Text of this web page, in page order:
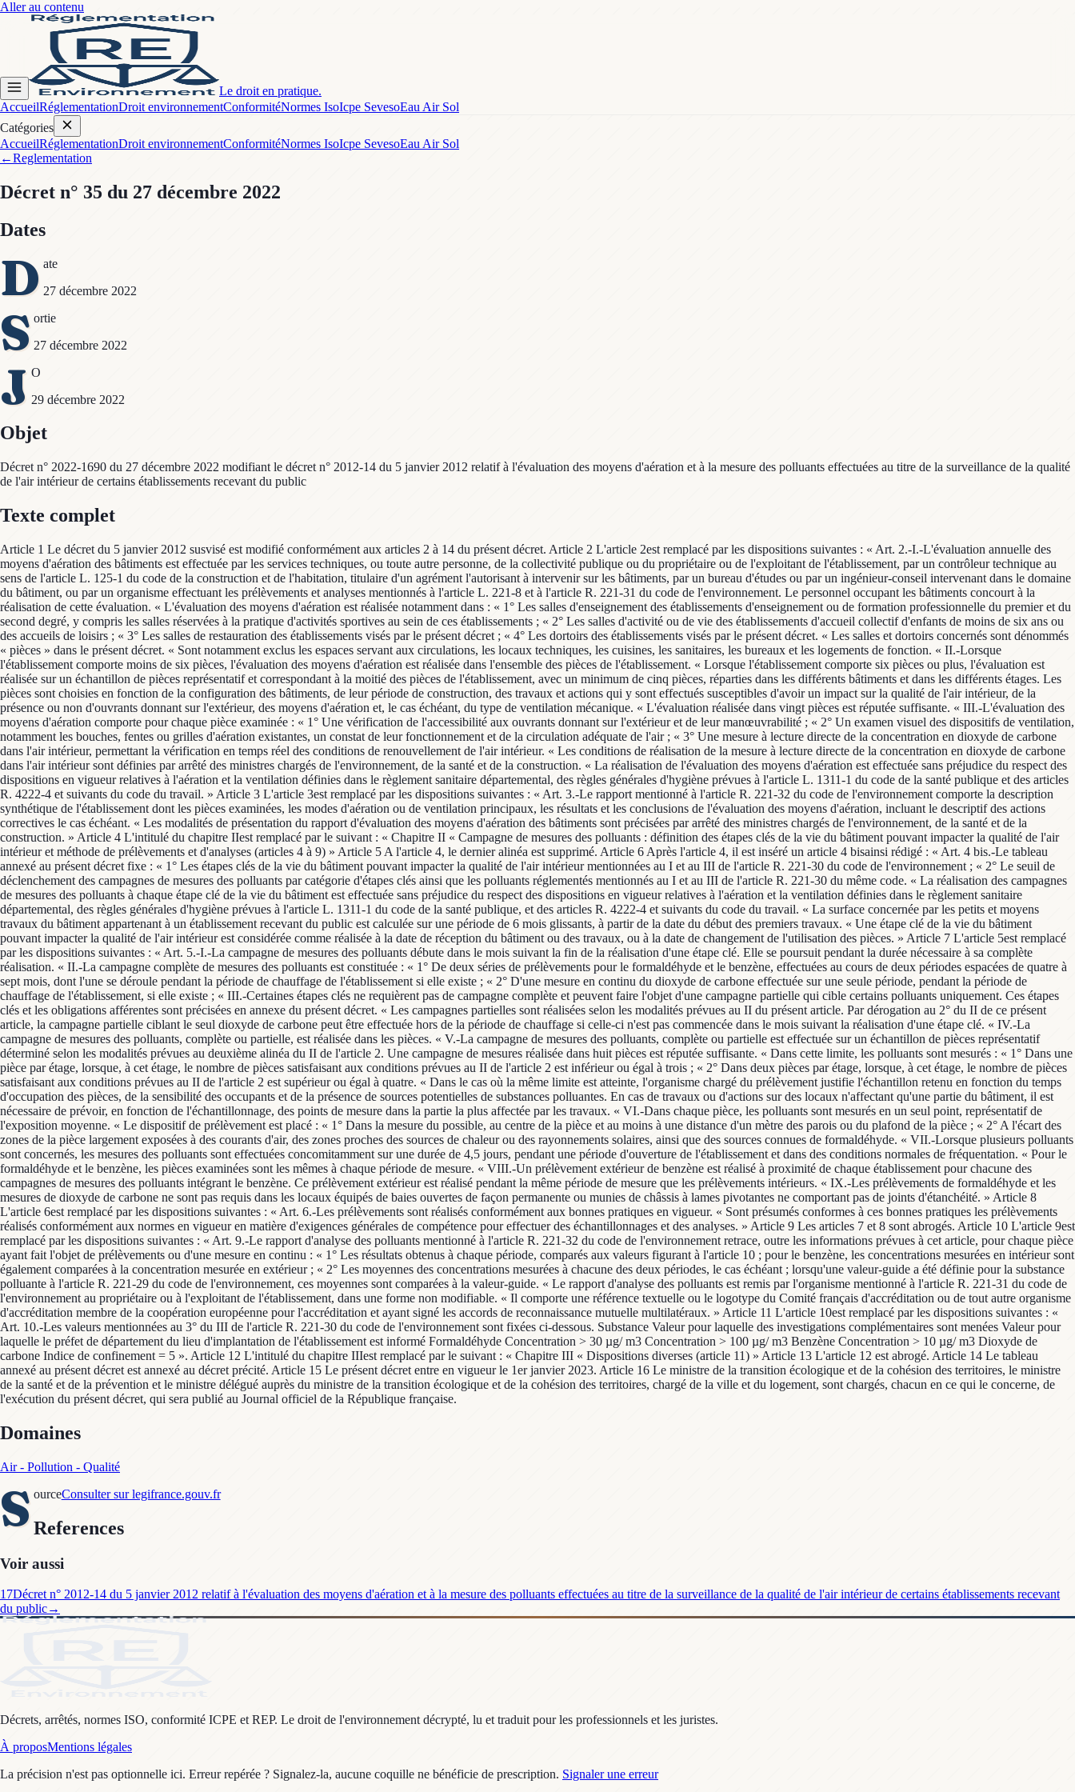
Aller au contenu
Le droit en pratique.
AccueilRéglementationDroit environnementConformitéNormes IsoIcpe SevesoEau Air Sol
Catégories
AccueilRéglementationDroit environnementConformitéNormes IsoIcpe SevesoEau Air Sol
←Reglementation
Décret n° 35 du 27 décembre 2022
Dates
D ate
27 décembre 2022
S ortie
27 décembre 2022
J O
29 décembre 2022
Objet
Décret n° 2022-1690 du 27 décembre 2022 modifiant le décret n° 2012-14 du 5 janvier 2012 relatif à l'évaluation des moyens d'aération et à la mesure des polluants effectuées au titre de la surveillance de la qualité
de l'air intérieur de certains établissements recevant du public
Texte complet
Article 1 Le décret du 5 janvier 2012 susvisé est modifié conformément aux articles 2 à 14 du présent décret. Article 2 L'article 2est remplacé par les dispositions suivantes : « Art. 2.-I.-L'évaluation annuelle des moyens d'aération des bâtiments est effectuée par les services techniques, ou toute autre personne, de la collectivité publique ou du propriétaire ou de l'exploitant de l'établissement, par un contrôleur technique au sens de l'article L. 125-1 du code de la construction et de l'habitation, titulaire d'un agrément l'autorisant à intervenir sur les bâtiments, par un bureau d'études ou par un ingénieur-conseil intervenant dans le domaine du bâtiment, ou par un organisme effectuant les prélèvements et analyses mentionnés à l'article L. 221-8 et à l'article R. 221-31 du code de l'environnement. Le personnel occupant les bâtiments concourt à la réalisation de cette évaluation. « L'évaluation des moyens d'aération est réalisée notamment dans : « 1° Les salles d'enseignement des établissements d'enseignement ou de formation professionnelle du premier et du second degré, y compris les salles réservées à la pratique d'activités sportives au sein de ces établissements ; « 2° Les salles d'activité ou de vie des établissements d'accueil collectif d'enfants de moins de six ans ou des accueils de loisirs ; « 3° Les salles de restauration des établissements visés par le présent décret ; « 4° Les dortoirs des établissements visés par le présent décret. « Les salles et dortoirs concernés sont dénommés « pièces » dans le présent décret. « Sont notamment exclus les espaces servant aux circulations, les locaux techniques, les cuisines, les sanitaires, les bureaux et les logements de fonction. « II.-Lorsque l'établissement comporte moins de six pièces, l'évaluation des moyens d'aération est réalisée dans l'ensemble des pièces de l'établissement. « Lorsque l'établissement comporte six pièces ou plus, l'évaluation est réalisée sur un échantillon de pièces représentatif et correspondant à la moitié des pièces de l'établissement, avec un minimum de cinq pièces, réparties dans les différents bâtiments et dans les différents étages. Les pièces sont choisies en fonction de la configuration des bâtiments, de leur période de construction, des travaux et actions qui y sont effectués susceptibles d'avoir un impact sur la qualité de l'air intérieur, de la présence ou non d'ouvrants donnant sur l'extérieur, des moyens d'aération et, le cas échéant, du type de ventilation mécanique. « L'évaluation réalisée dans vingt pièces est réputée suffisante. « III.-L'évaluation des moyens d'aération comporte pour chaque pièce examinée : « 1° Une vérification de l'accessibilité aux ouvrants donnant sur l'extérieur et de leur manœuvrabilité ; « 2° Un examen visuel des dispositifs de ventilation, notamment les bouches, fentes ou grilles d'aération existantes, un constat de leur fonctionnement et de la circulation adéquate de l'air ; « 3° Une mesure à lecture directe de la concentration en dioxyde de carbone dans l'air intérieur, permettant la vérification en temps réel des conditions de renouvellement de l'air intérieur. « Les conditions de réalisation de la mesure à lecture directe de la concentration en dioxyde de carbone dans l'air intérieur sont définies par arrêté des ministres chargés de l'environnement, de la santé et de la construction. « La réalisation de l'évaluation des moyens d'aération est effectuée sans préjudice du respect des dispositions en vigueur relatives à l'aération et la ventilation définies dans le règlement sanitaire départemental, des règles générales d'hygiène prévues à l'article L. 1311-1 du code de la santé publique et des articles R. 4222-4 et suivants du code du travail. » Article 3 L'article 3est remplacé par les dispositions suivantes : « Art. 3.-Le rapport mentionné à l'article R. 221-32 du code de l'environnement comporte la description synthétique de l'établissement dont les pièces examinées, les modes d'aération ou de ventilation principaux, les résultats et les conclusions de l'évaluation des moyens d'aération, incluant le descriptif des actions correctives le cas échéant. « Les modalités de présentation du rapport d'évaluation des moyens d'aération des bâtiments sont précisées par arrêté des ministres chargés de l'environnement, de la santé et de la construction. » Article 4 L'intitulé du chapitre IIest remplacé par le suivant : « Chapitre II « Campagne de mesures des polluants : définition des étapes clés de la vie du bâtiment pouvant impacter la qualité de l'air intérieur et méthode de prélèvements et d'analyses (articles 4 à 9) » Article 5 A l'article 4, le dernier alinéa est supprimé. Article 6 Après l'article 4, il est inséré un article 4 bisainsi rédigé : « Art. 4 bis.-Le tableau annexé au présent décret fixe : « 1° Les étapes clés de la vie du bâtiment pouvant impacter la qualité de l'air intérieur mentionnées au I et au III de l'article R. 221-30 du code de l'environnement ; « 2° Le seuil de déclenchement des campagnes de mesures des polluants par catégorie d'étapes clés ainsi que les polluants réglementés mentionnés au I et au III de l'article R. 221-30 du même code. « La réalisation des campagnes de mesures des polluants à chaque étape clé de la vie du bâtiment est effectuée sans préjudice du respect des dispositions en vigueur relatives à l'aération et la ventilation définies dans le règlement sanitaire départemental, des règles générales d'hygiène prévues à l'article L. 1311-1 du code de la santé publique, et des articles R. 4222-4 et suivants du code du travail. « La surface concernée par les petits et moyens travaux du bâtiment appartenant à un établissement recevant du public est calculée sur une période de 6 mois glissants, à partir de la date du début des premiers travaux. « Une étape clé de la vie du bâtiment pouvant impacter la qualité de l'air intérieur est considérée comme réalisée à la date de réception du bâtiment ou des travaux, ou à la date de changement de l'utilisation des pièces. » Article 7 L'article 5est remplacé par les dispositions suivantes : « Art. 5.-I.-La campagne de mesures des polluants débute dans le mois suivant la fin de la réalisation d'une étape clé. Elle se poursuit pendant la durée nécessaire à sa complète réalisation. « II.-La campagne complète de mesures des polluants est constituée : « 1° De deux séries de prélèvements pour le formaldéhyde et le benzène, effectuées au cours de deux périodes espacées de quatre à sept mois, dont l'une se déroule pendant la période de chauffage de l'établissement si elle existe ; « 2° D'une mesure en continu du dioxyde de carbone effectuée sur une seule période, pendant la période de chauffage de l'établissement, si elle existe ; « III.-Certaines étapes clés ne requièrent pas de campagne complète et peuvent faire l'objet d'une campagne partielle qui cible certains polluants uniquement. Ces étapes clés et les obligations afférentes sont précisées en annexe du présent décret. « Les campagnes partielles sont réalisées selon les modalités prévues au II du présent article. Par dérogation au 2° du II de ce présent article, la campagne partielle ciblant le seul dioxyde de carbone peut être effectuée hors de la période de chauffage si celle-ci n'est pas commencée dans le mois suivant la réalisation d'une étape clé. « IV.-La campagne de mesures des polluants, complète ou partielle, est réalisée dans les pièces. « V.-La campagne de mesures des polluants, complète ou partielle est effectuée sur un échantillon de pièces représentatif déterminé selon les modalités prévues au deuxième alinéa du II de l'article 2. Une campagne de mesures réalisée dans huit pièces est réputée suffisante. « Dans cette limite, les polluants sont mesurés : « 1° Dans une pièce par étage, lorsque, à cet étage, le nombre de pièces satisfaisant aux conditions prévues au II de l'article 2 est inférieur ou égal à trois ; « 2° Dans deux pièces par étage, lorsque, à cet étage, le nombre de pièces satisfaisant aux conditions prévues au II de l'article 2 est supérieur ou égal à quatre. « Dans le cas où la même limite est atteinte, l'organisme chargé du prélèvement justifie l'échantillon retenu en fonction du temps d'occupation des pièces, de la sensibilité des occupants et de la présence de sources potentielles de substances polluantes. En cas de travaux ou d'actions sur des locaux n'affectant qu'une partie du bâtiment, il est nécessaire de prévoir, en fonction de l'échantillonnage, des points de mesure dans la partie la plus affectée par les travaux. « VI.-Dans chaque pièce, les polluants sont mesurés en un seul point, représentatif de l'exposition moyenne. « Le dispositif de prélèvement est placé : « 1° Dans la mesure du possible, au centre de la pièce et au moins à une distance d'un mètre des parois ou du plafond de la pièce ; « 2° A l'écart des zones de la pièce largement exposées à des courants d'air, des zones proches des sources de chaleur ou des rayonnements solaires, ainsi que des sources connues de formaldéhyde. « VII.-Lorsque plusieurs polluants sont concernés, les mesures des polluants sont effectuées concomitamment sur une durée de 4,5 jours, pendant une période d'ouverture de l'établissement et dans des conditions normales de fréquentation. « Pour le formaldéhyde et le benzène, les pièces examinées sont les mêmes à chaque période de mesure. « VIII.-Un prélèvement extérieur de benzène est réalisé à proximité de chaque établissement pour chacune des campagnes de mesures des polluants intégrant le benzène. Ce prélèvement extérieur est réalisé pendant la même période de mesure que les prélèvements intérieurs. « IX.-Les prélèvements de formaldéhyde et les mesures de dioxyde de carbone ne sont pas requis dans les locaux équipés de baies ouvertes de façon permanente ou munies de châssis à lames pivotantes ne comportant pas de joints d'étanchéité. » Article 8 L'article 6est remplacé par les dispositions suivante
Domaines
Air - Pollution - Qualité
S ourceConsulter sur legifrance.gouv.fr
References
Voir aussi
17Décret n° 2012-14 du 5 janvier 2012 relatif à l'évaluation des moyens d'aération et à la mesure des polluants effectuées au titre de la surveillance de la qualité de l'air intérieur de certains établissements recevant
du public→
Décrets, arrêtés, normes ISO, conformité ICPE et REP. Le droit de l'environnement décrypté, lu et traduit pour les professionnels et les juristes.
À proposMentions légales
La précision n'est pas optionnelle ici. Erreur repérée ? Signalez-la, aucune coquille ne bénéficie de prescription. Signaler une erreur